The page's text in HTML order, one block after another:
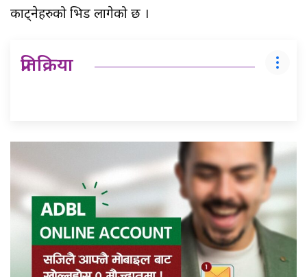
काट्नेहरुको भिड लागेको छ ।
प्रतिक्रिया